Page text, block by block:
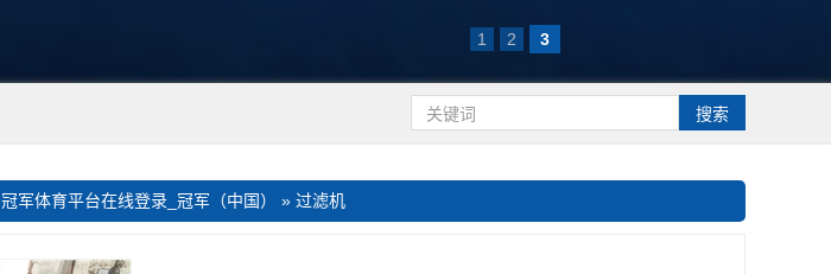
1 2 3
冠军体育平台在线登录_冠军（中国） » 过滤机